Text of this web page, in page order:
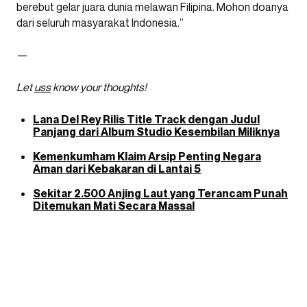
berebut gelar juara dunia melawan Filipina. Mohon doanya
dari seluruh masyarakat Indonesia.”
—
Letussknow your thoughts!
Lana Del Rey Rilis Title Track dengan Judul
Panjang dari Album Studio Kesembilan Miliknya
Kemenkumham Klaim Arsip Penting Negara
Aman dari Kebakaran di Lantai 5
Sekitar 2.500 Anjing Laut yang Terancam Punah
Ditemukan Mati Secara Massal